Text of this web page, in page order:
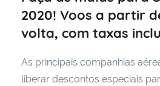
2020! Voos a partir
volta, com taxas
As principais companhias
liberar descontos especiais